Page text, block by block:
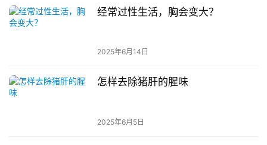
经常过性生活，胸会变大？
2025年6月14日
怎样去除猪肝的腥味
2025年6月5日